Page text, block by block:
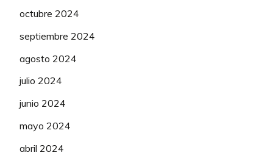
octubre 2024
septiembre 2024
agosto 2024
julio 2024
junio 2024
mayo 2024
abril 2024